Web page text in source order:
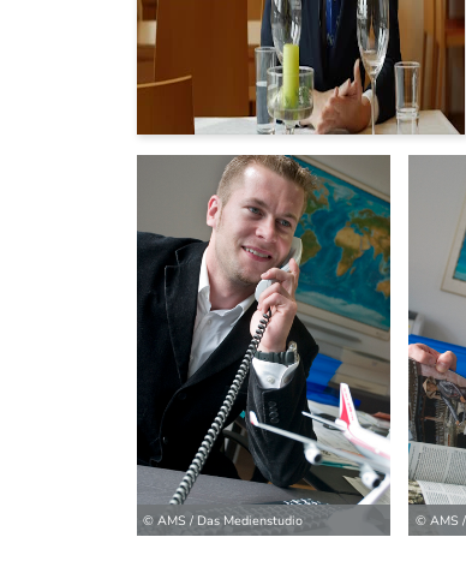
© AMS / Das Medienstudio © AMS